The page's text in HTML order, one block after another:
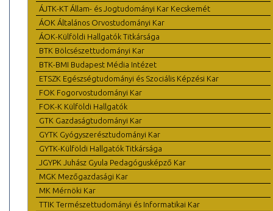
ÁJTK-KT Állam- és Jogtudományi Kar Kecskemét
ÁOK Általános Orvostudományi Kar
ÁOK-Külföldi Hallgatók Titkársága
BTK Bölcsészettudományi Kar
BTK-BMI Budapest Média Intézet
ETSZK Egészségtudományi és Szociális Képzési Kar
FOK Fogorvostudományi Kar
FOK-K Külföldi Hallgatók
GTK Gazdaságtudományi Kar
GYTK Gyógyszerésztudományi Kar
GYTK-Külföldi Hallgatók Titkársága
JGYPK Juhász Gyula Pedagógusképző Kar
MGK Mezőgazdasági Kar
MK Mérnöki Kar
TTIK Természettudományi és Informatikai Kar